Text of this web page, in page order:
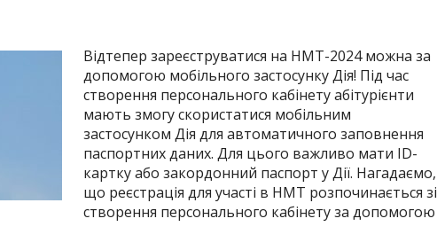
Відтепер зареєструватися на НМТ-2024 можна за
допомогою мобільного застосунку Дія! Під час
створення персонального кабінету абітурієнти
мають змогу скористатися мобільним
застосунком Дія для автоматичного заповнення
паспортних даних. Для цього важливо мати ID-
картку або закордонний паспорт у Дії. Нагадаємо,
що реєстрація для участі в НМТ розпочинається зі
створення персонального кабінету за допомогою